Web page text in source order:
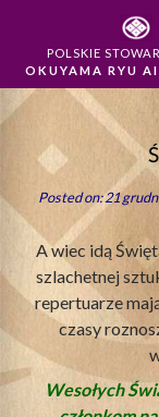
POLSKIE
OKUYAMA RYU
Posted on: 21
A wiec idą
szlachetnej
repertuarze
czasy
Wesołych